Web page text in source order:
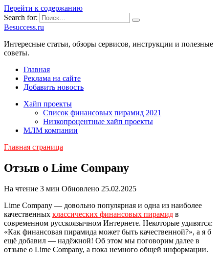
Перейти к содержанию
Search for:
Besuccess.ru
Интересные статьи, обзоры сервисов, инструкции и полезные
советы.
Главная
Реклама на сайте
Добавить новость
Хайп проекты
Список финансовых пирамид 2021
Низкопроцентные хайп проекты
МЛМ компании
Главная страница
Отзыв о Lime Company
На чтение 3 мин Обновлено 25.02.2025
Lime Company — довольно популярная и одна из наиболее
качественных классических финансовых пирамид в
современном русскоязычном Интернете. Некоторые удивятся:
«Как финансовая пирамида может быть качественной?», а я б
ещё добавил — надёжной! Об этом мы поговорим далее в
отзыве о Lime Company, а пока немного общей информации.